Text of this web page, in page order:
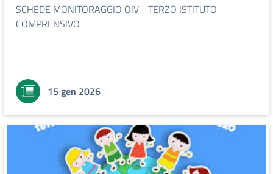
SCHEDE MONITORAGGIO OIV - TERZO ISTITUTO
COMPRENSIVO
15 gen 2026